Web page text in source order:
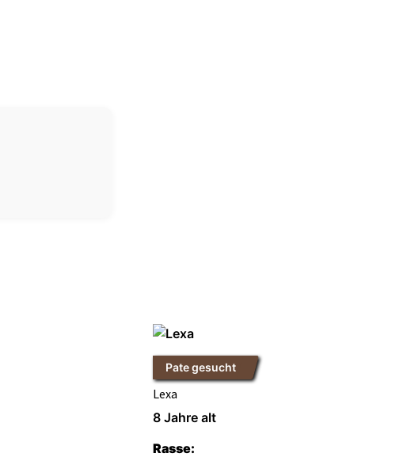
Pate gesucht
Lexa
8 Jahre alt
Rasse: